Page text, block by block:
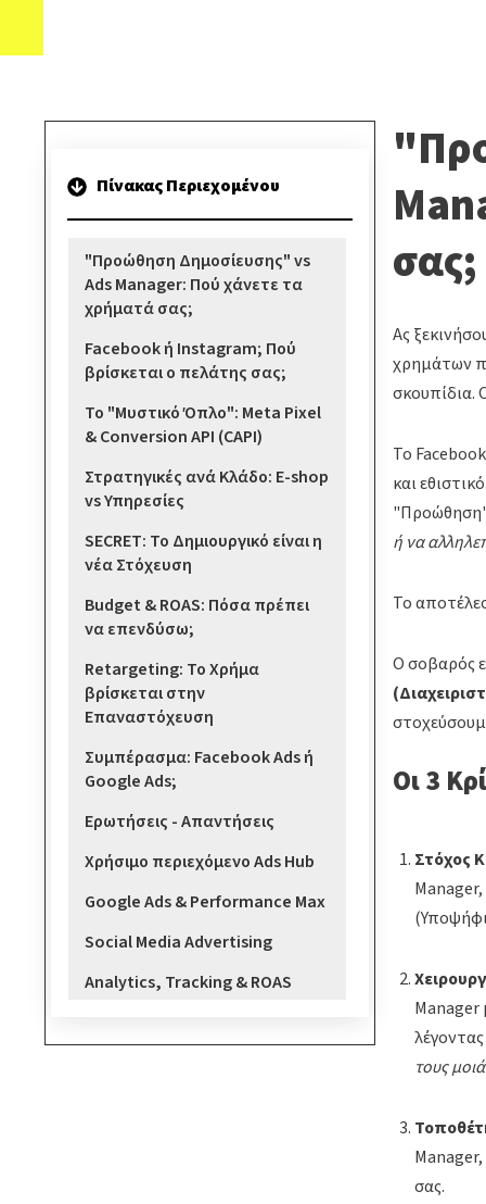
Πίνακας Περιεχομένου
"Προώθηση Δημοσίευσης" vs
Ads Manager: Πού χάνετε τα
χρήματά σας;
Facebook ή Instagram; Πού
βρίσκεται ο πελάτης σας;
Το "Μυστικό Όπλο": Meta Pixel
& Conversion API (CAPI)
Στρατηγικές ανά Κλάδο: E-shop
vs Υπηρεσίες
SECRET: Το Δημιουργικό είναι η
νέα Στόχευση
Budget & ROAS: Πόσα πρέπει
να επενδύσω;
Retargeting: Το Χρήμα
βρίσκεται στην
Επαναστόχευση
Συμπέρασμα: Facebook Ads ή
Google Ads;
Ερωτήσεις - Απαντήσεις
Χρήσιμο περιεχόμενο Ads Hub
Google Ads & Performance Max
Social Media Advertising
Analytics, Tracking & ROAS
σας;
Ας
χρημάτων
σκουπίδια.
Το
και
ή να
Το
Ο σοβαρός
Οι 3
Στόχος
Manager
τους
σας.